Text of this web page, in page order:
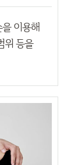
이용해
위 등을